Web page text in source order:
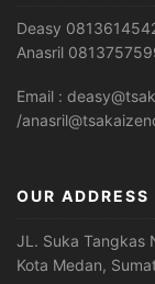
Deasy
Anasril
Email :
/
OUR ADDRESS
JL. Suka Tangkas
Kota Medan,